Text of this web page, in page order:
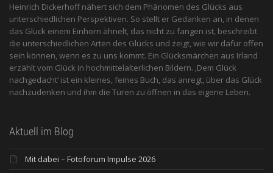
Heinrich Dickerhoff nähert sich dem Phänomen des Glücks aus
unterschiedlichen Perspektiven. So stellt er Gedanken an, in denen
das Glück einem Einhorn ähnelt, das nicht zu fangen ist, beschreibt
die unterschiedlichen Arten des Glücks und zeigt, wie wir dafür offen
sein können, wenn es zu uns kommt. Ein Glücksmärchen aus Irland
erzählt vom Glück in hochmittelalterlichen Bildern. ‚Dem Glück
nachgedacht‘ ist ein kleines, feines Buch, das anregt, über das Glück
nachzudenken und ihm die Türen zu öffnen in das eigene Leben.
Aktuell im Blog
Mit dabei – Fotoforum Impulse 2026